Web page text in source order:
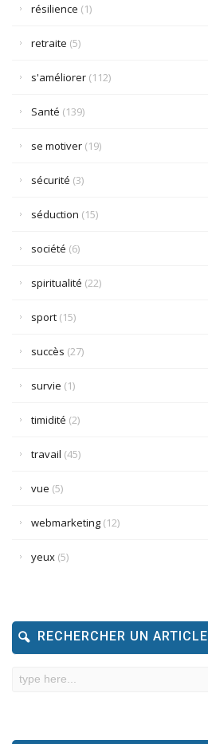
résilience (1)
retraite (5)
s'améliorer (112)
Santé (139)
se motiver (19)
sécurité (3)
séduction (15)
société (6)
spiritualité (22)
sport (15)
succès (27)
survie (1)
timidité (2)
travail (45)
vue (5)
webmarketing (12)
yeux (5)
RECHERCHER UN ARTICLE